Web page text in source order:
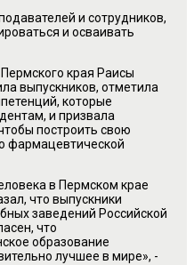
и сотрудников,
и осваивать
края Раисы
выпускников, отметила
которые
и призвала
построить свою
фармацевтической
в Пермском крае
что выпускники
заведений Российской
что
образование
лучшее в мире», -